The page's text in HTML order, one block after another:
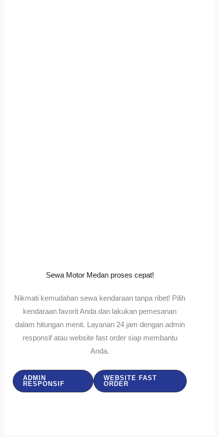
Sewa Motor Medan proses cepat!
Nikmati kemudahan sewa kendaraan tanpa ribet! Pilih
kendaraan favorit Anda dan lakukan pemesanan
dalam hitungan menit. Layanan 24 jam dengan admin
responsif atau website fast order siap membantu
Anda.
ADMIN
RESPONSIF
WEBSITE FAST
ORDER